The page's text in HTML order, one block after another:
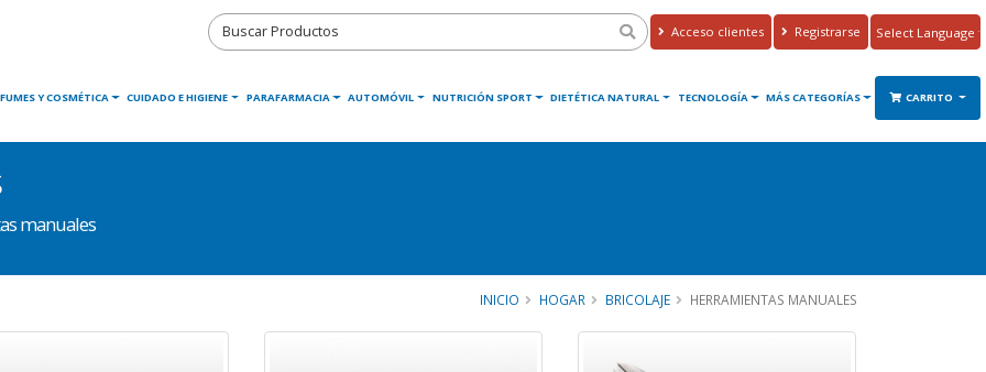
Acceso clientes Registrarse
Translate
Y COSMÉTICA CUIDADO E HIGIENE PARAFARMACIA AUTOMÓVIL NUTRICIÓN SPORT DIETÉTICA NATURAL TECNOLOGÍA MÁS CATEGORÍAS CARRITO
manuales
INICIO HOGAR BRICOLAJE HERRAMIENTAS MANUALES